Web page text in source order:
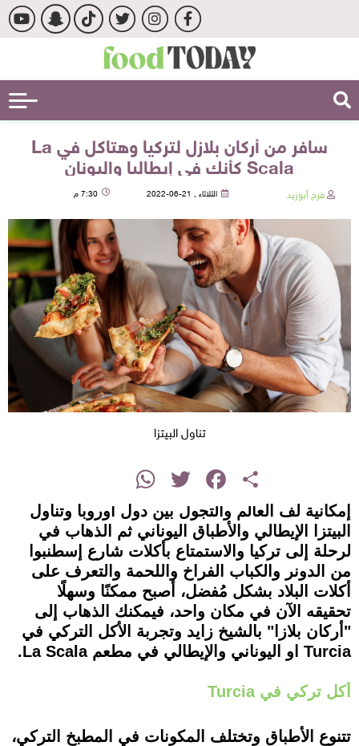
سافر من أركان بلازل لتركيا وهتاكل في La
Scala كأنك في إيطاليا واليونان
فرح أبوزيد الثلاثاء , 21-06-2022 7:30 م
تناول البيتزا
Share
Facebook
Twitter
WhatsApp
إمكانية لف العالم والتجول بين دول أوروبا وتناول
البيتزا الإيطالي والأطباق اليوناني ثم الذهاب في
لرحلة إلى تركيا والاستمتاع بأكلات شارع إسطنبوا
من الدونر والكباب الفراخ واللحمة والتعرف على
أكلات البلاد بشكل مُفضل، أصبح ممكنًا وسهلًا
تحقيقه الآن في مكان واحد، فيمكنك الذهاب إلى
"أركان بلازا" بالشيخ زايد وتجربة الأكل التركي في
Turcia او اليوناني والإيطالي في مطعم La Scala.
أكل تركي في Turcia
تتنوع الأطباق وتختلف المكونات في المطبخ التركي،